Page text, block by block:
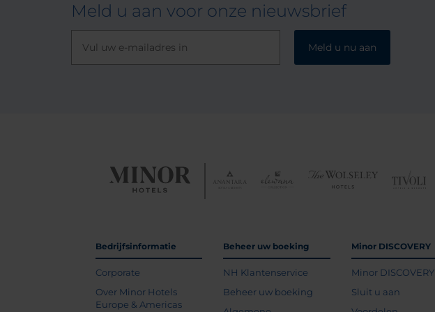
Meld u aan voor onze nieuwsbrief
Meld u nu aan
Bedrijfsinformatie
Corporate
Over Minor Hotels
Europe & Americas
Beheer uw boeking
NH Klantenservice
Beheer uw boeking
Minor DISCOVERY
Minor DISCOVERY
Sluit u aan